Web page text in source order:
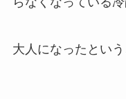
大人になったという